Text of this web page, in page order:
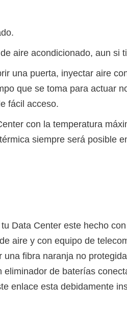
aire acondicionado, aun si
una puerta, inyectar aire
que se toma para actuar
fácil acceso.
con la temperatura
siempre será posible
Data Center este hecho
aire y con equipo de
fibra naranja no
de baterías
enlace esta debidamente